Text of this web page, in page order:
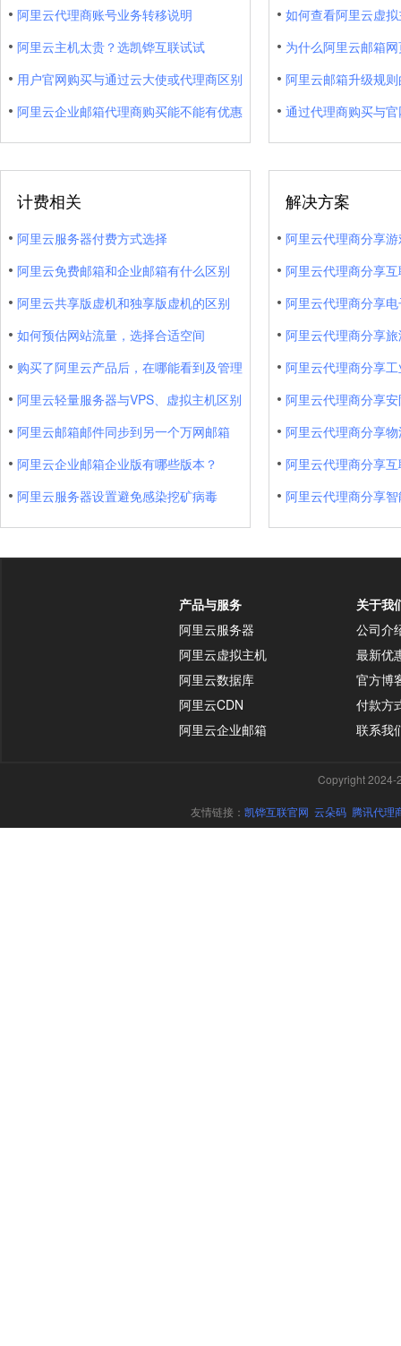
阿里云代理商账号业务转移说明
阿里云主机太贵？选凯铧互联试试
用户官网购买与通过云大使或代理商区别
阿里云企业邮箱代理商购买能不能有优惠
如何查看阿里云虚
为什么阿里云邮箱
阿里云邮箱升级规
通过代理商购买与
计费相关
阿里云服务器付费方式选择
阿里云免费邮箱和企业邮箱有什么区别
阿里云共享版虚机和独享版虚机的区别
如何预估网站流量，选择合适空间
购买了阿里云产品后，在哪能看到及管理
阿里云轻量服务器与VPS、虚拟主机区别
阿里云邮箱邮件同步到另一个万网邮箱
阿里云企业邮箱企业版有哪些版本？
阿里云服务器设置避免感染挖矿病毒
解决方案
阿里云代理商分享
阿里云代理商分享
阿里云代理商分享
阿里云代理商分享
阿里云代理商分享
阿里云代理商分享
阿里云代理商分享
阿里云代理商分享
阿里云代理商分享
产品与服务
阿里云服务器
阿里云虚拟主机
阿里云数据库
阿里云CDN
阿里云企业邮箱
关于我
公司介
最新优
官方博
付款方
联系我
Copyright 2024-
友情链接： 凯铧互联官网 云朵码 腾讯代理